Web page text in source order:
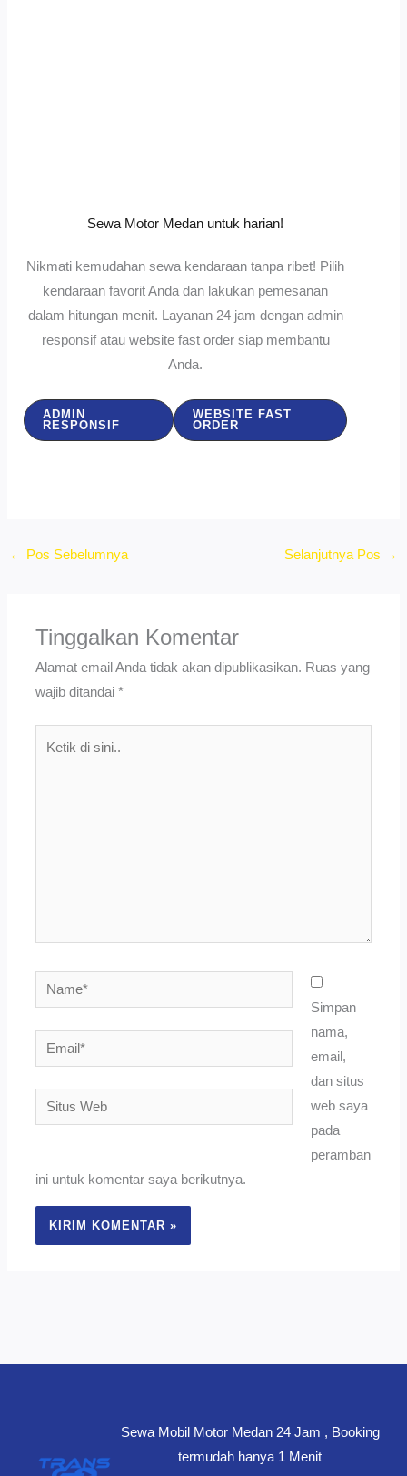
Sewa Motor Medan untuk harian!
Nikmati kemudahan sewa kendaraan tanpa ribet! Pilih
kendaraan favorit Anda dan lakukan pemesanan
dalam hitungan menit. Layanan 24 jam dengan admin
responsif atau website fast order siap membantu
Anda.
ADMIN
RESPONSIF
WEBSITE FAST
ORDER
← Pos Sebelumnya Selanjutnya Pos →
Tinggalkan Komentar
Alamat email Anda tidak akan dipublikasikan. Ruas yang
wajib ditandai*
Name*
Email*
Situs
Web
Simpan
nama,
email,
dan situs
web saya
pada
peramban
ini untuk komentar saya berikutnya.
Sewa Mobil Motor Medan 24 Jam , Booking
termudah hanya 1 Menit